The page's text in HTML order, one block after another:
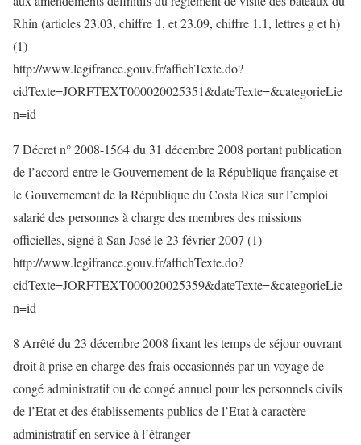
Rhin (articles 23.03, chiffre 1, et 23.09, chiffre 1.1, lettres g et h)
(1)
http://www.legifrance.gouv.fr/affichTexte.do?
cidTexte=JORFTEXT000020025351&dateTexte=&categorieLie
n=id
7 Décret n° 2008-1564 du 31 décembre 2008 portant publication
de l’accord entre le Gouvernement de la République française et
le Gouvernement de la République du Costa Rica sur l’emploi
salarié des personnes à charge des membres des missions
officielles, signé à San José le 23 février 2007 (1)
http://www.legifrance.gouv.fr/affichTexte.do?
cidTexte=JORFTEXT000020025359&dateTexte=&categorieLie
n=id
8 Arrêté du 23 décembre 2008 fixant les temps de séjour ouvrant
droit à prise en charge des frais occasionnés par un voyage de
congé administratif ou de congé annuel pour les personnels civils
de l’Etat et des établissements publics de l’Etat à caractère
administratif en service à l’étranger